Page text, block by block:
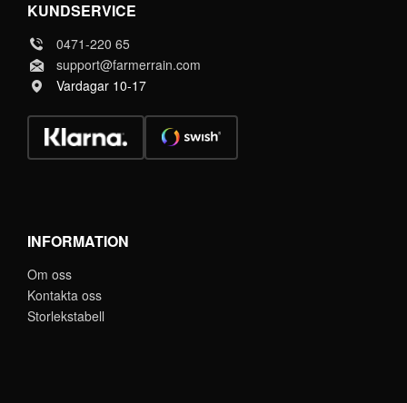
KUNDSERVICE
0471-220 65
support@farmerrain.com
Vardagar 10-17
INFORMATION
Om oss
Kontakta oss
Storlekstabell